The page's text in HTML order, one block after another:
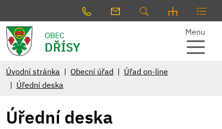
OBEC
DŘÍSY
Menu
Úvodní stránka Obecní úřad
Úřad on-line
Úřední deska
Úřední deska